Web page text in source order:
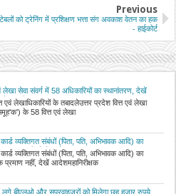
Previous
को ट्रेनिंग में प्रशिक्षण भत्ता संग अवकाश वेतन का हक
- हाईकोर्ट
लेखा सेवा संवर्ग में 58 अधिकारियों का स्थानांतरण, देखें
सूची
एवं लेखाधिकारियों के तबादलेउत्तर प्रदेश वित्त एवं लेखा
के 58 वित्त एवं लेखा
व्यक्तिगत संबंधों (पिता, पति, अभिभावक आदि) का
प्रमाण नहीं, देखें आदेश
व्यक्तिगत संबंधों (पिता, पति, अभिभावक आदि) का
प्रमाण नहीं, देखें आदेशमहानिरीक्षक
बीएलओ और सुपरवाइजरों को मिलेगा छह हजार रुपये